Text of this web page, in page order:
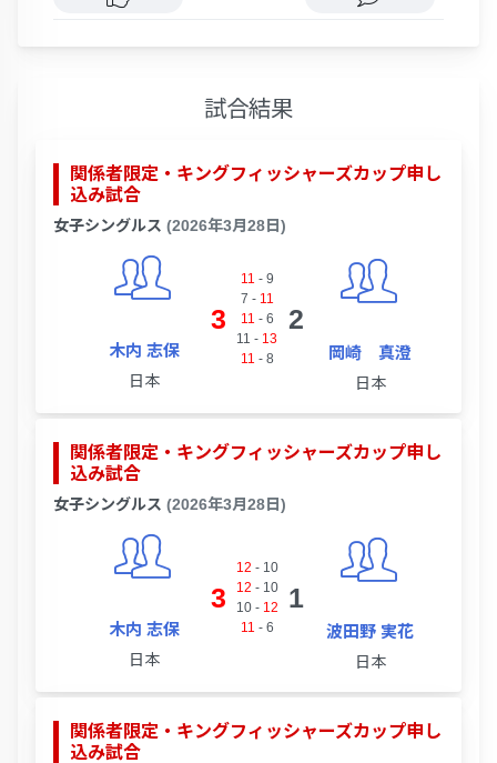
試合結果
関係者限定・キングフィッシャーズカップ申し
込み試合
女子シングルス (2026年3月28日)
木内 志保
日本
3
11 - 9
7 - 11
11 - 6
11 - 13
11 - 8
2
岡崎 真澄
日本
関係者限定・キングフィッシャーズカップ申し
込み試合
女子シングルス (2026年3月28日)
木内 志保
日本
3
12 - 10
12 - 10
10- 12
11 - 6
1
波田野 実花
日本
関係者限定・キングフィッシャーズカップ申し
込み試合